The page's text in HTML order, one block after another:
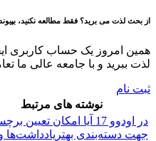
از بحث لذت می برید؟ فقط مطالعه نکنید،
همین امروز یک حساب کاربری
لذت ببرید و با جامعه عالی ما
ثبت نام
نوشته های مرتبط
در اودوو 17 آیا امکان تعیین
جهت دسته‌بندی بهتریادداشت‌ها